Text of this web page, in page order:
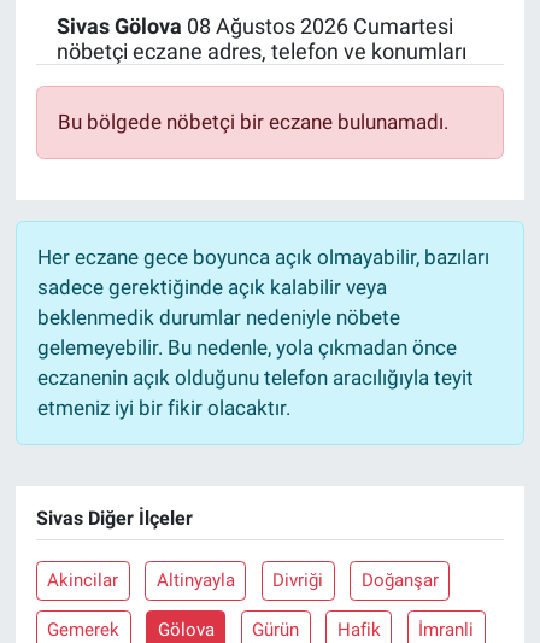
Sivas Gölova 08 Ağustos 2026 Cumartesi
nöbetçi eczane adres, telefon ve konumları
Bu bölgede nöbetçi bir eczane bulunamadı.
Her eczane gece boyunca açık olmayabilir, bazıları
sadece gerektiğinde açık kalabilir veya
beklenmedik durumlar nedeniyle nöbete
gelemeyebilir. Bu nedenle, yola çıkmadan önce
eczanenin açık olduğunu telefon aracılığıyla teyit
etmeniz iyi bir fikir olacaktır.
Sivas Diğer İlçeler
Akincilar Altinyayla Divriği Doğanşar
Gemerek Gölova Gürün Hafik İmranli
Politika
Kütahya
Gezi
Genel
Çevre
Yerel
Bilim ve Teknoloji